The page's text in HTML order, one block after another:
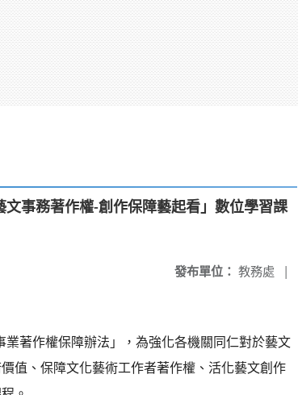
事務著作權-創作保障藝起看」數位學習課
發布單位： 教務處 |
著作權保障辦法」，為強化各機關同仁對於藝文
值、保障文化藝術工作者著作權、活化藝文創作